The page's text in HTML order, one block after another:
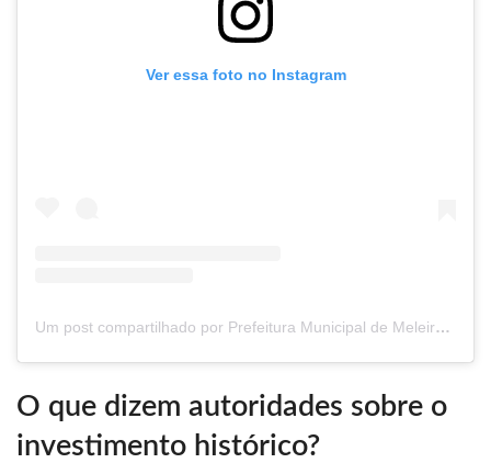
Ver essa foto no Instagram
Um post compartilhado por Prefeitura Municipal de Meleiro (@prefeiturameleiro)
O que dizem autoridades sobre o
investimento histórico?